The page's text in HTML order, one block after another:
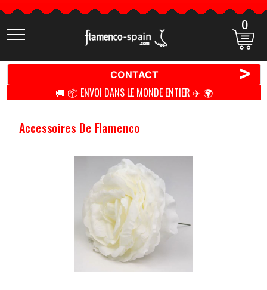
Cherchez
des
0
CONTACT >
🚚 📦 ENVOI DANS LE MONDE ENTIER ✈️ 🌍
Accessoires De Flamenco